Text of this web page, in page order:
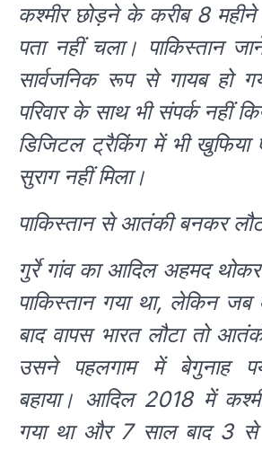
कश्मीर छोड़ने के करीब 8
पता नहीं चला। पाकिस्तान
सार्वजनिक रूप से गायब हो
परिवार के साथ भी संपर्क नहीं
डिजिटल ट्रैकिंग में भी खुफिया
सुराग नहीं मिला।
पाकिस्तान से आतंकी बनकर
गुर्रे गांव का आदिल अहमद
पाकिस्तान गया था, लेकिन जब
बाद वापस भारत लौटा तो
उसने पहलगाम में बेगुनाह
बहाया। आदिल 2018 में
गया था और 7 साल बाद 3